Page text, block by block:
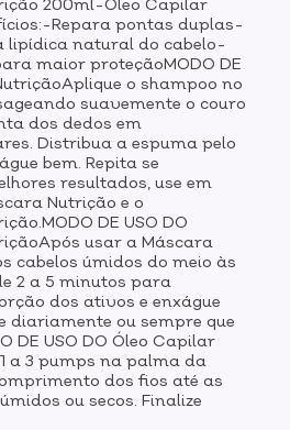
200ml-Óleo Capilar
Repara pontas duplas-
lipídica natural do cabelo-
maior proteçãoMODO DE
o shampoo no
suavemente o couro
dos dedos em
Distribua a espuma pelo
bem. Repita se
resultados, use em
Nutrição e o
DE USO DO
usar a Máscara
cabelos úmidos do meio às
2 a 5 minutos para
dos ativos e enxágue
diariamente ou sempre que
DE USO DO Óleo Capilar
a 3 pumps na palma da
dos fios até as
ou secos. Finalize